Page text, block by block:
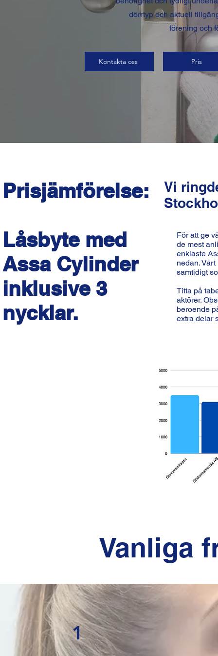
dörrtyp och aktuell
förening och
Kontakta oss Pris
Prisjämförelse:
Låsbyte med
Assa Cylinder
inklusive 3
nycklar.
Vi
För att ge
de mest
enklaste
nedan.
samtidigt
Titta på
aktörer.
beroende
extra delar
Vanliga
1